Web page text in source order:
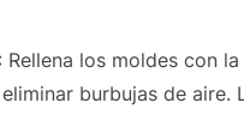
: Rellena los moldes con
burbujas de